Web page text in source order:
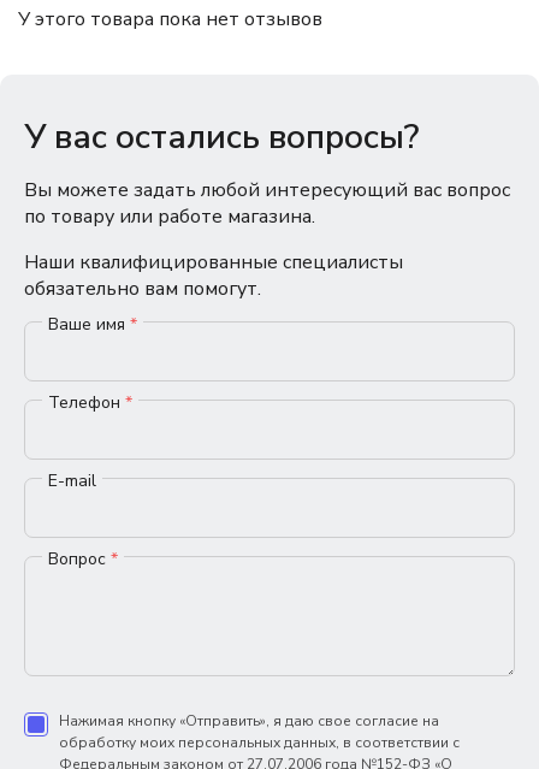
У этого товара пока нет отзывов
У вас остались вопросы?
Вы можете задать любой интересующий вас вопрос
по товару или работе магазина.
Наши квалифицированные специалисты
обязательно вам помогут.
Ваше имя *
Телефон *
E-mail
Вопрос *
Нажимая кнопку «Отправить», я даю свое согласие на
обработку моих персональных данных, в соответствии с
Федеральным законом от 27.07.2006 года №152-ФЗ «О